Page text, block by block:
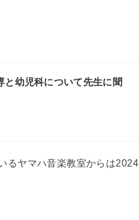
と幼児科について先生に聞
るヤマハ音楽教室からは2024